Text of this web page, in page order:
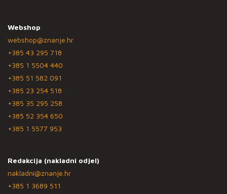
Webshop
webshop@znanje.hr
+385 43 295 718
+385 1 5504 440
+385 51 582 091
+385 23 254 518
+385 35 295 258
+385 52 354 650
+385 1 5577 953
Redakcija (nakladni odjel)
nakladni@znanje.hr
+385 1 3689 511